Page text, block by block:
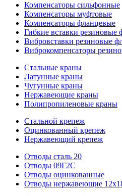
Компенсаторы сильфонные
Компенсаторы муфтовые
Компенсаторы фланцевые
Гибкие вставки резиновые
Вибровставки резиновые
Виброкомпенсаторы
Стальные краны
Латунные краны
Чугунные краны
Нержавеющие краны
Полипропиленовые краны
Стальной крепеж
Оцинкованный крепеж
Нержавеющий крепеж
Отводы сталь 20
Отводы 09Г2С
Отводы оцинкованные
Отводы нержавеющие